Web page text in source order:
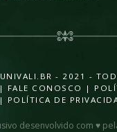
- 2021 -
FALE CONOSCO |
| POLÍTICA DE
desenvolvido com ♥